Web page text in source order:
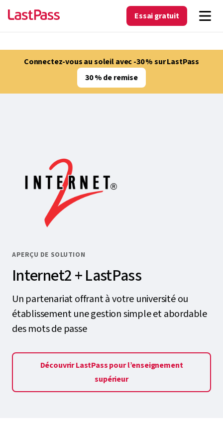
Essai gratuit
Connectez-vous au soleil avec -30 % sur LastPass
30 % de remise
APERÇU DE SOLUTION
Internet2 + LastPass
Un partenariat offrant à votre université ou
établissement une gestion simple et abordable
des mots de passe
Découvrir LastPass pour l’enseignement
supérieur